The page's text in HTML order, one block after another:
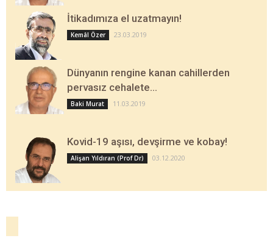
İtikadımıza el uzatmayın!
Kemâl Özer 23.03.2019
Dünyanın rengine kanan cahillerden
pervasız cehalete…
Baki Murat 11.03.2019
Kovid-19 aşısı, devşirme ve kobay!
Alişan Yıldıran (Prof Dr) 03.12.2020